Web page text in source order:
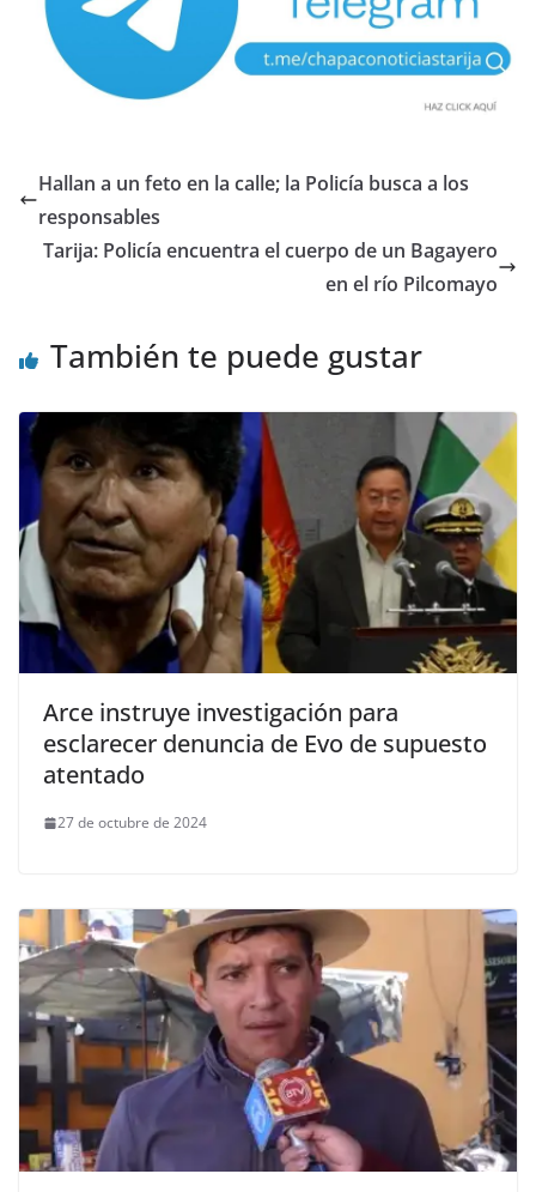
Hallan a un feto en la calle; la Policía busca a los
responsables
Tarija: Policía encuentra el cuerpo de un Bagayero
en el río Pilcomayo
También te puede gustar
Arce instruye investigación para
esclarecer denuncia de Evo de supuesto
atentado
27 de octubre de 2024